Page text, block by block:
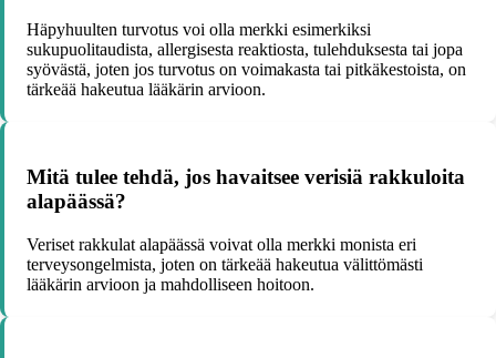
Häpyhuulten turvotus voi olla merkki esimerkiksi
sukupuolitaudista, allergisesta reaktiosta, tulehduksesta tai jopa
syövästä, joten jos turvotus on voimakasta tai pitkäkestoista, on
tärkeää hakeutua lääkärin arvioon.
Mitä tulee tehdä, jos havaitsee verisiä rakkuloita
alapäässä?
Veriset rakkulat alapäässä voivat olla merkki monista eri
terveysongelmista, joten on tärkeää hakeutua välittömästi
lääkärin arvioon ja mahdolliseen hoitoon.